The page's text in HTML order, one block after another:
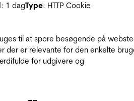
: 1 dagType: HTTP Cookie
til at spore besøgende på
der er relevante for den enkelte
for udgivere og